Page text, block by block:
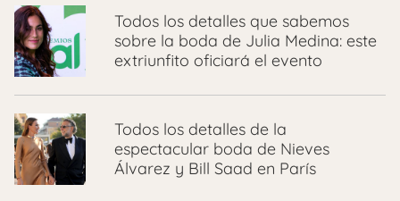
Todos los detalles que sabemos
sobre la boda de Julia Medina: este
extriunfito oficiará el evento
Todos los detalles de la
espectacular boda de Nieves
Álvarez y Bill Saad en París